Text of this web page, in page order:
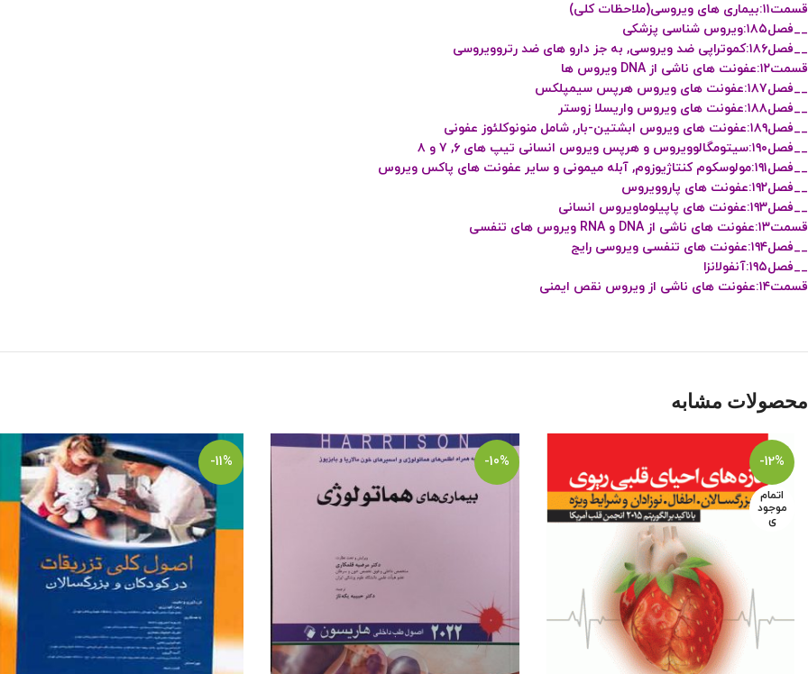
قسمت۱۱:بیماری های ویروسی(ملاحظات کلی)
__فصل۱۸۵:ویروس شناسی پزشکی
__فصل۱۸۶:کموتراپی ضد ویروسی, به جز دارو های ضد رتروویروسی
قسمت۱۲:عفونت های ناشی از DNA ویروس ها
__فصل۱۸۷:عفونت های ویروس هرپس سیمپلکس
__فصل۱۸۸:عفونت های ویروس واریسلا زوستر
__فصل۱۸۹:عفونت های ویروس ابشتین-بار, شامل منونوکلئوز عفونی
__فصل۱۹۰:سیتومگالوویروس و هرپس ویروس انسانی تیپ های ۶, ۷ و ۸
__فصل۱۹۱:مولوسکوم کنتاژیوزوم, آبله میمونی و سایر عفونت های پاکس ویروس
__فصل۱۹۲:عفونت های پاروویروس
__فصل۱۹۳:عفونت های پاپیلوماویروس انسانی
قسمت۱۳:عفونت های ناشی از DNA و RNA ویروس های تنفسی
__فصل۱۹۴:عفونت های تنفسی ویروسی رایج
__فصل۱۹۵:آنفولانزا
قسمت۱۴:عفونت های ناشی از ویروس نقص ایمنی
محصولات مشابه
-12%
اتمام
موجود
ی
-10%
-11%